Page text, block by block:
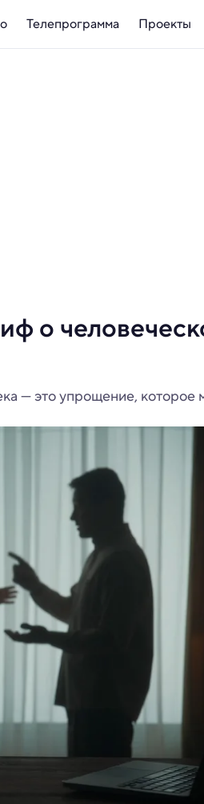
Телепрограмма Проекты
о
— это упрощение, которое